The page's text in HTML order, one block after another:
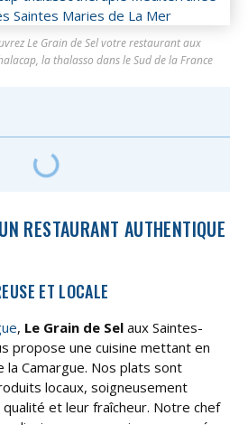
Le Grain de Sel votre restaurant aux
la thalasso dans le Sud de la France
RESTAURANT AUTHENTIQUE
ET LOCALE
, Le Grain de Sel aux Saintes-
propose une cuisine mettant en
la Camargue. Nos plats sont
locaux, soigneusement
et leur fraîcheur. Notre chef